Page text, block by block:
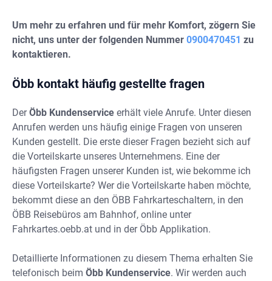
Um mehr zu erfahren und für mehr Komfort, zögern Sie
nicht, uns unter der folgenden Nummer 0900470451 zu
kontaktieren.
Öbb kontakt häufig gestellte fragen
DerÖbb Kundenservice erhält viele Anrufe. Unter diesen
Anrufen werden uns häufig einige Fragen von unseren
Kunden gestellt. Die erste dieser Fragen bezieht sich auf
die Vorteilskarte unseres Unternehmens. Eine der
häufigsten Fragen unserer Kunden ist, wie bekomme ich
diese Vorteilskarte? Wer die Vorteilskarte haben möchte,
bekommt diese an den ÖBB Fahrkarteschaltern, in den
ÖBB Reisebüros am Bahnhof, online unter
Fahrkartes.oebb.at und in der Öbb Applikation.
Detaillierte Informationen zu diesem Thema erhalten Sie
telefonisch beim Öbb Kundenservice. Wir werden auch